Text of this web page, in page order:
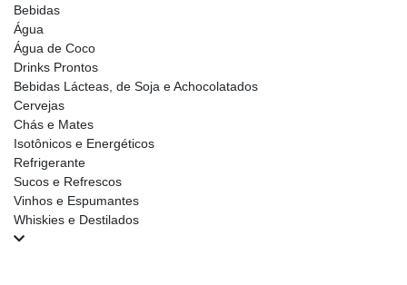
Bebidas
Água
Água de Coco
Drinks Prontos
Bebidas Lácteas, de Soja e Achocolatados
Cervejas
Chás e Mates
Isotônicos e Energéticos
Refrigerante
Sucos e Refrescos
Vinhos e Espumantes
Whiskies e Destilados